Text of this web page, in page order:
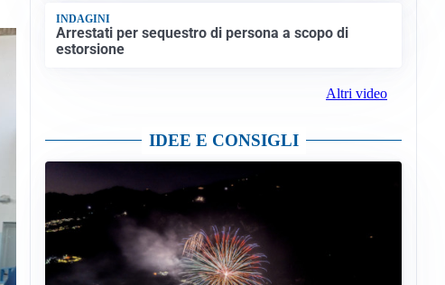
INDAGINI
Arrestati per sequestro di persona a scopo di
estorsione
Altri video
IDEE E CONSIGLI